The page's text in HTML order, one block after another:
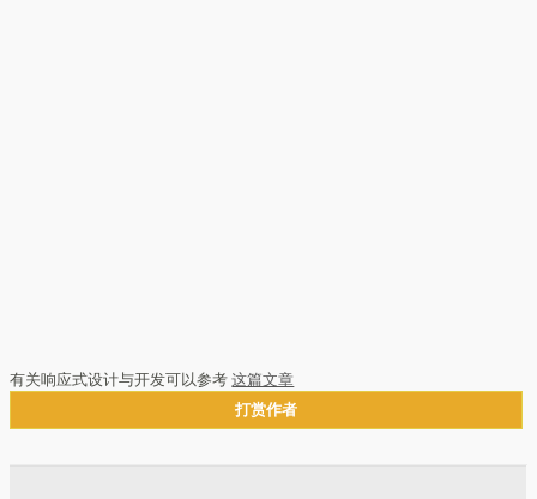
有关响应式设计与开发可以参考 这篇文章
打赏作者